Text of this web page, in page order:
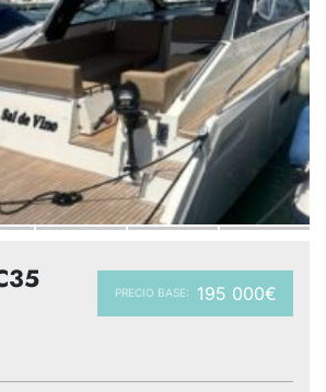
PRECIO BASE: 195 000€